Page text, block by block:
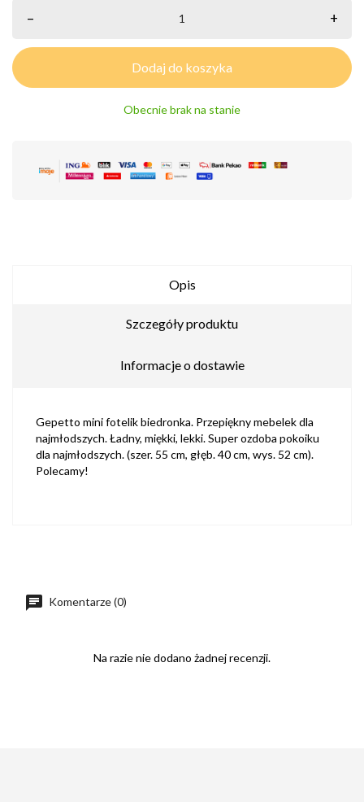
– +
Dodaj do koszyka
Obecnie brak na stanie
Opis
Szczegóły produktu
Informacje o dostawie
Gepetto mini fotelik biedronka. Przepiękny mebelek dla
najmłodszych. Ładny, miękki, lekki. Super ozdoba pokoiku
dla najmłodszych. (szer. 55 cm, głęb. 40 cm, wys. 52 cm).
Polecamy!
Komentarze (0)
Na razie nie dodano żadnej recenzji.